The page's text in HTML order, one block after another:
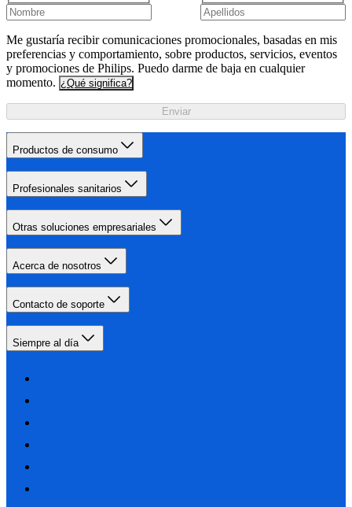
Me gustaría recibir comunicaciones promocionales, basadas en mis
preferencias y comportamiento, sobre productos, servicios, eventos
y promociones de Philips. Puedo darme de baja en cualquier
momento. ¿Qué significa?
Enviar
Productos de consumo
Profesionales sanitarios
Otras soluciones empresariales
Acerca de nosotros
Contacto de soporte
Siempre al día